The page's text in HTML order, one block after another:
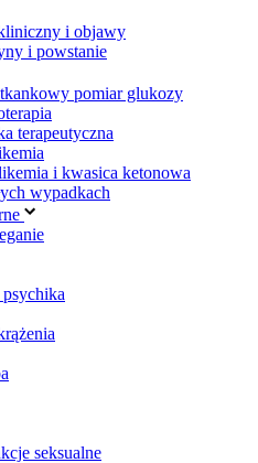
i objawy
i powstanie
pomiar glukozy
terapeutyczna
i kwasica ketonowa
wypadkach
seksualne